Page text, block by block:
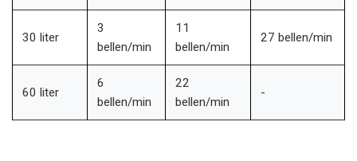
30 liter
3
bellen/min
11
bellen/min
27 bellen/min
60 liter
6
bellen/min
22
bellen/min
-